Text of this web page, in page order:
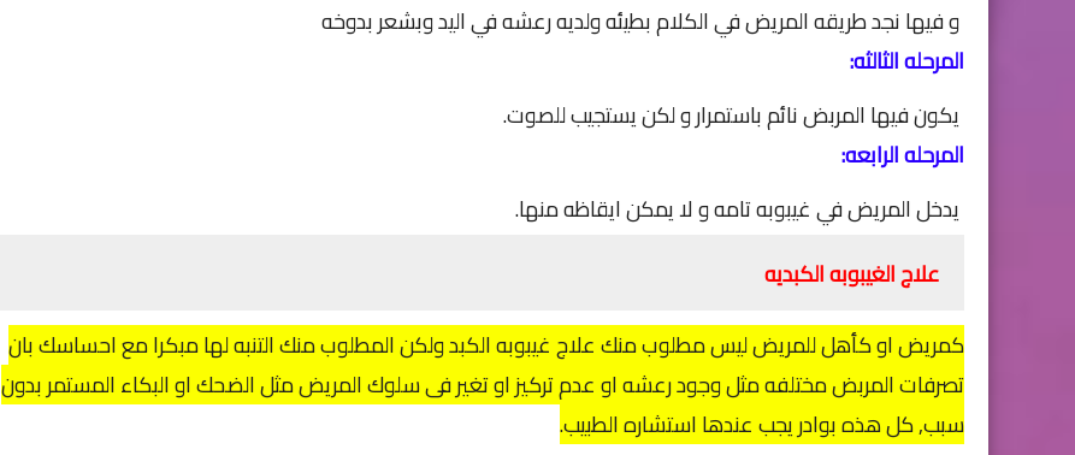
و فيها نجد طريقه المريض في الكلام بطيئه ولديه رعشه في اليد وبشعر بدوخه
المرحله الثالثه:
يكون فيها المربض نائم باستمرار و لكن يستجيب للصوت.
المرحله الرابعه:
يدخل المريض في غيبوبه تامه و لا يمكن ايقاظه منها.
علاج الغيبوبه الكبديه
كمريض او كأهل للمريض ليس مطلوب منك علاج غيبوبه الكبد ولكن المطلوب منك التنبه لها مبكرا مع احساسك بان
تصرفات المربض مختلفه مثل وجود رعشه او عدم تركيز او تغير فى سلوك المريض مثل الضحك او البكاء المستمر بدون
سبب, كل هذه بوادر يجب عندها استشاره الطبيب.